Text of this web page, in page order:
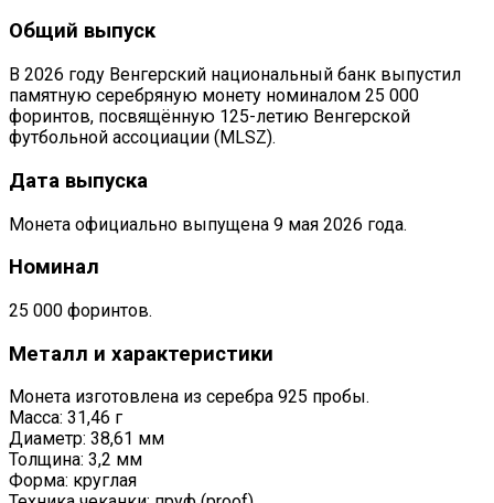
Общий выпуск
В 2026 году Венгерский национальный банк выпустил
памятную серебряную монету номиналом 25 000
форинтов, посвящённую 125-летию Венгерской
футбольной ассоциации (MLSZ).
Дата выпуска
Монета официально выпущена 9 мая 2026 года.
Номинал
25 000 форинтов.
Металл и характеристики
Монета изготовлена из серебра 925 пробы.
Масса: 31,46 г
Диаметр: 38,61 мм
Толщина: 3,2 мм
Форма: круглая